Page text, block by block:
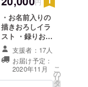
・お名前入りの
描きおろしイラ
スト ・録りおろ
しありがとうボ
イス ・リクエス
トボイス（～1分
程） ・シチュ
エーションボイ
支援者：17人
お届け予定：
2020年11月
こ
の
リ
タ